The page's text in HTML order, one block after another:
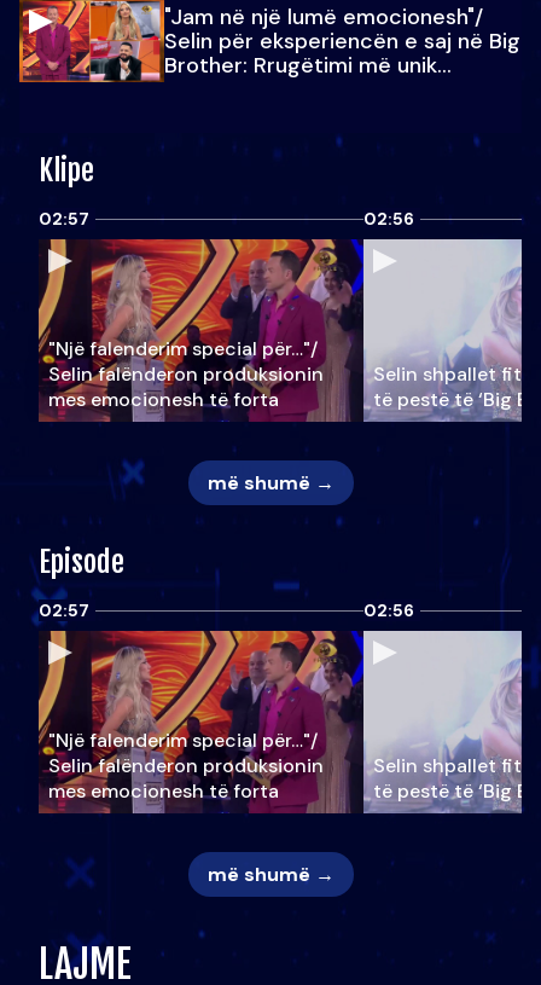
"Jam në një lumë emocionesh"/
Selin për eksperiencën e saj në Big
Brother: Rrugëtimi më unik…
Klipe
02:57
"Një falenderim special për…"/
Selin falënderon produksionin
mes emocionesh të forta
02:56
Selin shpallet
të pestë të ‘Big
më shumë →
Episode
02:57
"Një falenderim special për…"/
Selin falënderon produksionin
mes emocionesh të forta
02:56
Selin shpallet
të pestë të ‘Big
më shumë →
LAJME